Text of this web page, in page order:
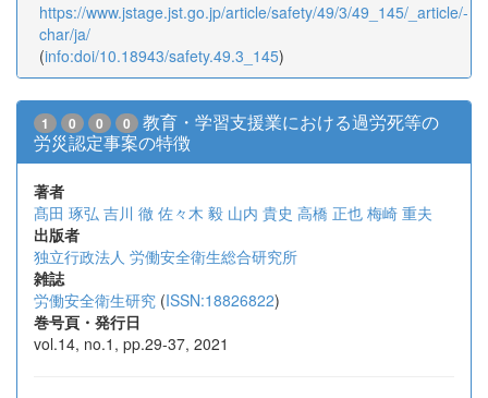
https://www.jstage.jst.go.jp/article/safety/49/3/49_145/_article/-
char/ja/
(info:doi/10.18943/safety.49.3_145)
1 0 0 0
教育・学習支援業における過労死等の
労災認定事案の特徴
著者
髙田 琢弘 吉川 徹 佐々木 毅 山内 貴史 高橋 正也 梅崎 重夫
出版者
独立行政法人 労働安全衛生総合研究所
雑誌
労働安全衛生研究 (ISSN:18826822)
巻号頁・発行日
vol.14, no.1, pp.29-37, 2021